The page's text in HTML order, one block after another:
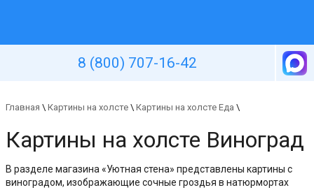
8 (800) 707-16-42
Главная \ Картины на холсте \ Картины на холсте Еда \
Картины на холсте Виноград
В разделе магазина «Уютная стена» представлены картины с
виноградом, изображающие сочные гроздья в натюрмортах